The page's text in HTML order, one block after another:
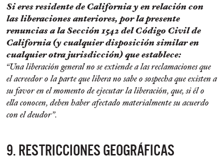
Si eres residente de California y en relación con
las liberaciones anteriores, por la presente
renuncias a la Sección 1542 del Código Civil de
California (y cualquier disposición similar en
cualquier otra jurisdicción) que establece:
“Una liberación general no se extiende a las reclamaciones que
el acreedor o la parte que libera no sabe o sospecha que existen a
su favor en el momento de ejecutar la liberación, que, si él o
ella conocen, deben haber afectado materialmente su acuerdo
con el deudor”.
9. RESTRICCIONES GEOGRÁFICAS